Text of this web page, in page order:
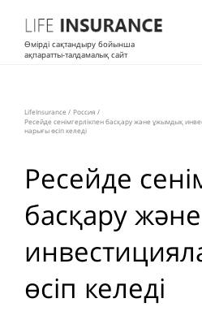
Өмірді сақтандыру бойынша
ақпаратты-талдамалық сайт
LifeInsurance / Россия /
Ресейде сенімгерлікпен басқару және ұжымдық
нарығы өсіп келеді
Ресейде
басқару
өсіп келеді